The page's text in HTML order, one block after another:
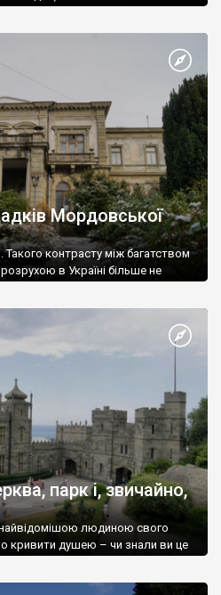
Мордовської
контрасту між багатством
в Україні більше не
парк і, звичайно,
людиною свого
кривити душею – чи знали ви це